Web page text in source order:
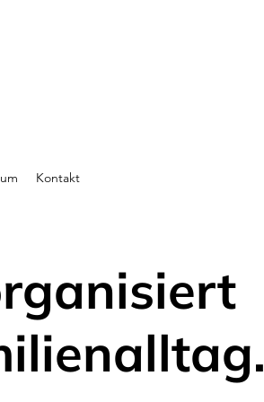
Kontakt